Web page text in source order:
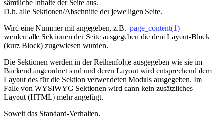
sämtliche Inhalte der Seite aus.
D.h. alle Sektionen/Abschnitte der jeweiligen Seite.
Wird eine Nummer mit angegeben, z.B. page_content(1)
werden alle Sektionen der Seite ausgegeben die dem Layout-Block
(kurz Block) zugewiesen wurden.
Die Sektionen werden in der Reihenfolge ausgegeben wie sie im
Backend angeordnet sind und deren Layout wird entsprechend dem
Layout des für die Sektion verwendeten Moduls ausgegeben. Im
Falle von WYSIWYG Sektionen wird dann kein zusätzliches
Layout (HTML) mehr angefügt.
Soweit das Standard-Verhalten.